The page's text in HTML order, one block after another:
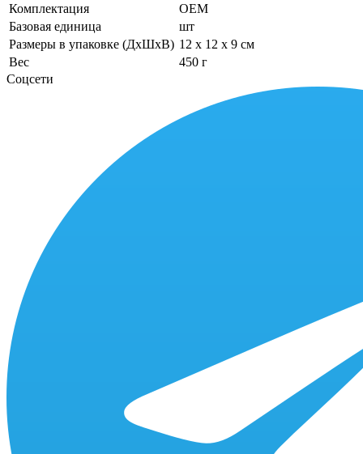
Комплектация
OEM
Базовая единица
шт
Размеры в упаковке (ДхШхВ) 12 x 12 x 9 см
Вес
450 г
Соцсети